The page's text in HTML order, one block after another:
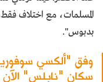
المسلمات، مع اختلاف
بدبوس".